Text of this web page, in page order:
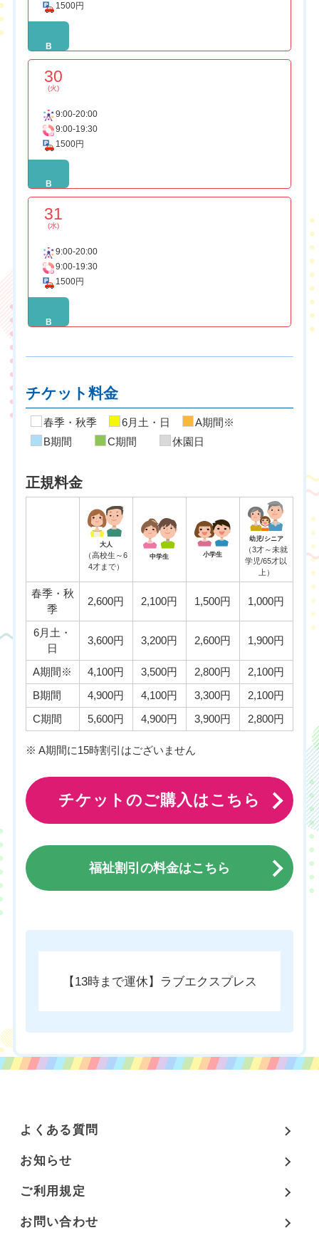
1500円
B
30
(火)
9:00-20:00
9:00-19:30
1500円
B
31
(水)
9:00-20:00
9:00-19:30
1500円
B
チケット料金
春季・秋季 6月土・日
A期間※
B期間
C期間 休園日
正規料金
大人
（高校生～6
4才まで）
中学生 小学生
幼児/シニア
（3才～未就
学児/65才以
上）
春季・秋
季
2,600円 2,100円 1,500円 1,000円
6月土・
日
3,600円 3,200円 2,600円 1,900円
A期間※ 4,100円 3,500円 2,800円
2,100円
B期間
4,900円 4,100円 3,300円
2,100円
C期間
5,600円 4,900円 3,900円 2,800円
※ A期間に15時割引はございません
チケットのご購入はこちら
福祉割引の料金はこちら
【13時まで運休】ラブエクスプレス
よくある質問
お知らせ
ご利用規定
お問い合わせ